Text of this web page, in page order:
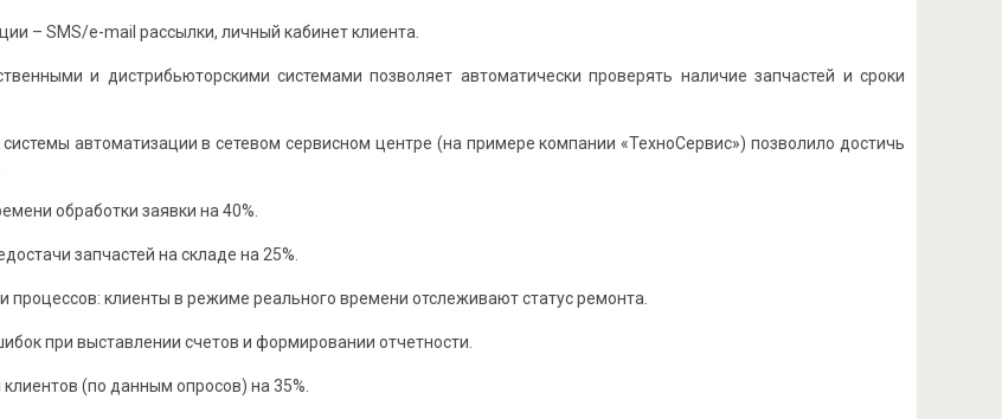
– SMS/e-mail рассылки, личный кабинет клиента.
и дистрибьюторскими системами позволяет автоматически проверять наличие запчастей и сроки
автоматизации в сетевом сервисном центре (на примере компании «ТехноСервис») позволило достичь
обработки заявки на 40%.
запчастей на складе на 25%.
процессов: клиенты в режиме реального времени отслеживают статус ремонта.
при выставлении счетов и формировании отчетности.
(по данным опросов) на 35%.